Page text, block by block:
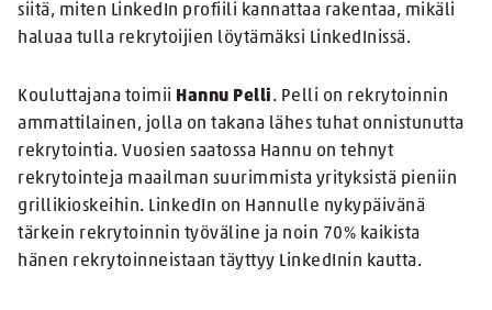
siitä, miten LinkedIn profiili kannattaa rakentaa, mikäli
haluaa tulla rekrytoijien löytämäksi LinkedInissä.
Kouluttajana toimii Hannu Pelli. Pelli on rekrytoinnin
ammattilainen, jolla on takana lähes tuhat onnistunutta
rekrytointia. Vuosien saatossa Hannu on tehnyt
rekrytointeja maailman suurimmista yrityksistä pieniin
grillikioskeihin. LinkedIn on Hannulle nykypäivänä
tärkein rekrytoinnin työväline ja noin 70% kaikista
hänen rekrytoinneistaan täyttyy LinkedInin kautta.